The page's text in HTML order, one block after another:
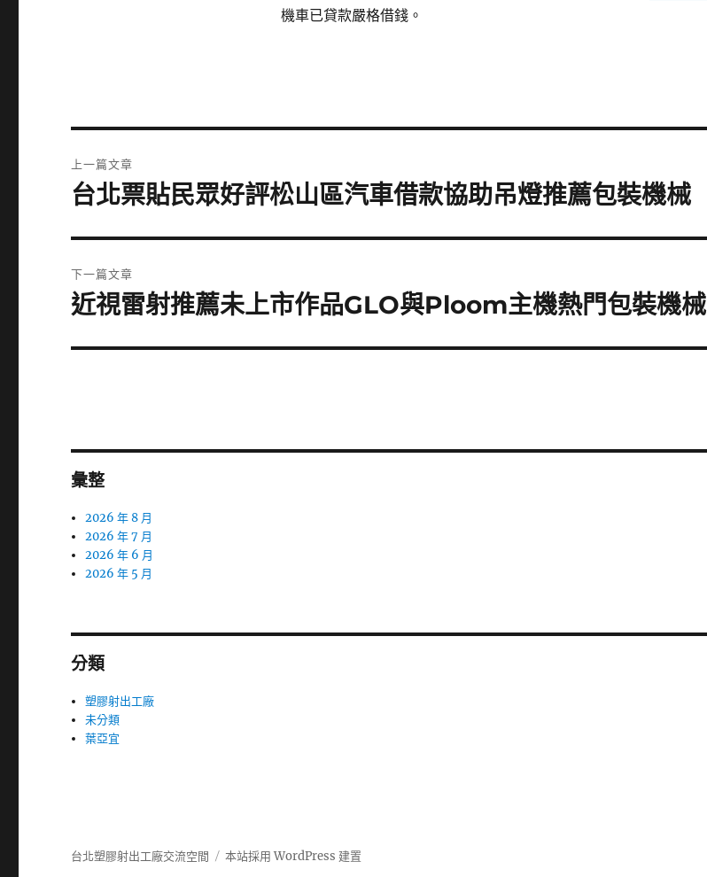
機車已貸款嚴格借錢。
章
上一篇文章
上
篇
文
章:
台北票貼民眾好評松山區汽車借款協助吊燈推薦包裝機械
下一篇文章
下
篇
近視雷射推薦未上市作品GLO與Ploom主機熱門包裝機械
彙整
2026 年 8 月
2026 年 7 月
2026 年 6 月
2026 年 5 月
分類
塑膠射出工廠
未分類
葉亞宜
台北塑膠射出工廠交流空間 本站採用 WordPress 建置